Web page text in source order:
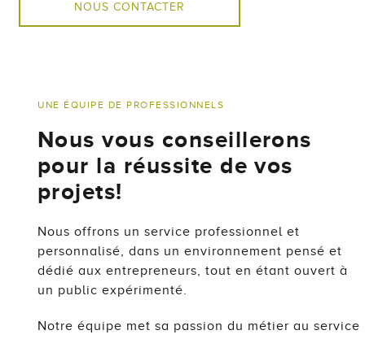
NOUS CONTACTER
UNE ÉQUIPE DE PROFESSIONNELS
Nous vous conseillerons
pour la réussite de vos
projets!
Nous offrons un service professionnel et
personnalisé, dans un environnement pensé et
dédié aux entrepreneurs, tout en étant ouvert à
un public expérimenté.
Notre équipe met sa passion du métier au service